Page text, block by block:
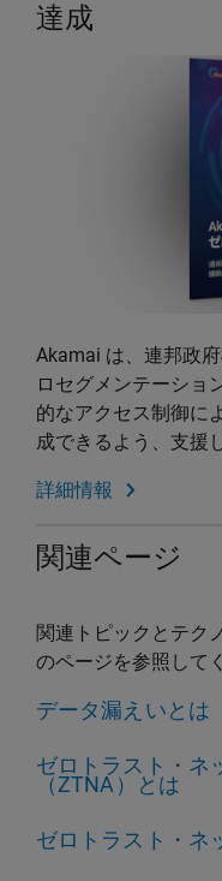
達成
Akamai は、連邦政
ロセグメンテーショ
的なアクセス制御に
成できるよう、支援
詳細情報
関連ページ
関連トピックとテク
のページを参照して
データ漏えいとは
ゼロトラスト・ネ
（ZTNA）とは
ゼロトラスト・ネ